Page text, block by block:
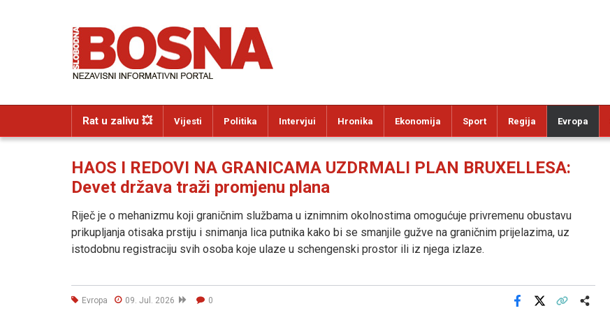
Rat u zalivu 💥 Vijesti Politika Intervjui Hronika Ekonomija Sport Regija Evropa
HAOS I REDOVI NA GRANICAMA UZDRMALI PLAN BRUXELLESA:
Devet država traži promjenu plana
Riječ je o mehanizmu koji graničnim službama u iznimnim okolnostima omogućuje privremenu obustavu
prikupljanja otisaka prstiju i snimanja lica putnika kako bi se smanjile gužve na graničnim prijelazima, uz
istodobnu registraciju svih osoba koje ulaze u schengenski prostor ili iz njega izlaze.
Evropa 09. Jul. 2026 0
Facebook